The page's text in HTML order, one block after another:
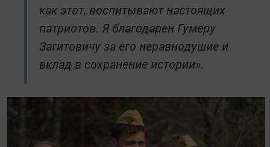
как этот, воспитывают настоящих
патриотов. Я благодарен Гумеру
Загитовичу за его неравнодушие и
вклад в сохранение истории».